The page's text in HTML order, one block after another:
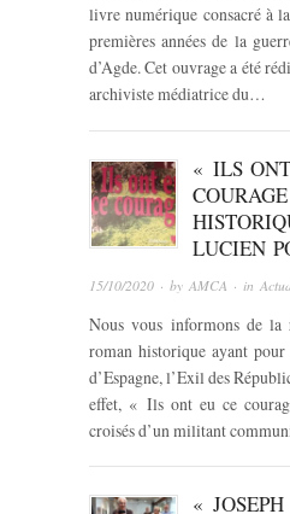
livre numérique consacré à
premières années de la
d’Agde. Cet ouvrage a été
archiviste médiatrice du…
« ILS
LUCIEN
15/10/2020 · by AMCA · in
Nous vous informons de
roman historique ayant
d’Espagne, l’Exil des
effet, « Ils ont eu ce
croisés d’un militant
«